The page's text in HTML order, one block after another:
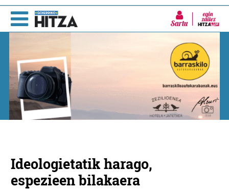
Sartu
Ideologietatik harago,
espezieen bilakaera